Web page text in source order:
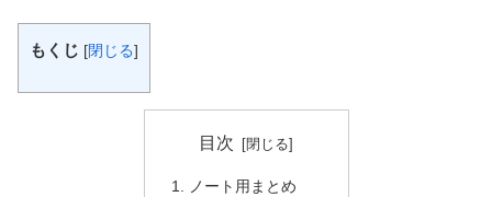
もくじ [閉じる]
目次
ノート用まとめ